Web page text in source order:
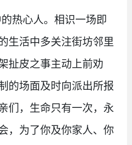
热心人。 相识一场即
生活中多关注街坊邻里
扯皮之事主动上前劝
的场面及时向派出所报
们，生命只有一次，永
，为了你及你家人、你